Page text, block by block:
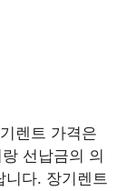
렌트 가격은
선납금의 의
니다. 장기렌트